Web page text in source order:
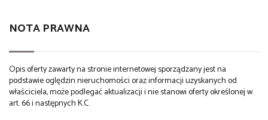
NOTA PRAWNA
Opis oferty zawarty na stronie internetowej sporządzany jest na
podstawie oględzin nieruchomości oraz informacji uzyskanych od
właściciela, może podlegać aktualizacji i nie stanowi oferty określonej w
art. 66 i następnych K.C.